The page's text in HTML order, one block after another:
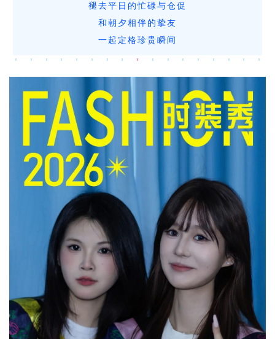
褪去平日的忙碌与仓促
和朝夕相伴的挚友
一起定格珍贵瞬间